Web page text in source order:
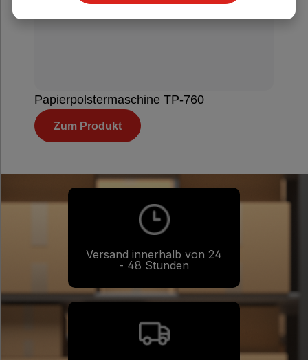
Papierpolstermaschine TP-760
Zum Produkt
Versand innerhalb von 24
- 48 Stunden